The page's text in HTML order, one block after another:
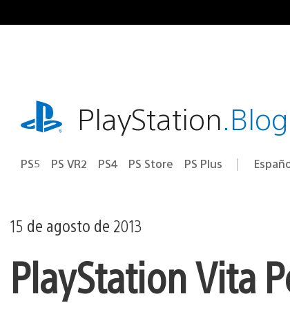
al
playstation.comPlayStation.Blog
PS5 PS VR2 PS4 PS Store PS Plus
15 de agosto de 2013
PlayStation Vita